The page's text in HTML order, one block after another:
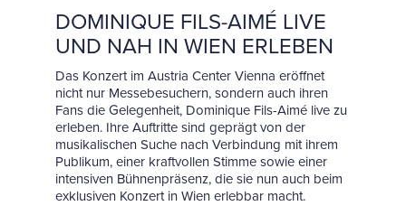
DOMINIQUE FILS-AIMÉ LIVE
UND NAH IN WIEN ERLEBEN
Das Konzert im Austria Center Vienna eröffnet
nicht nur Messebesuchern, sondern auch ihren
Fans die Gelegenheit, Dominique Fils-Aimé live zu
erleben. Ihre Auftritte sind geprägt von der
musikalischen Suche nach Verbindung mit ihrem
Publikum, einer kraftvollen Stimme sowie einer
intensiven Bühnenpräsenz, die sie nun auch beim
exklusiven Konzert in Wien erlebbar macht.